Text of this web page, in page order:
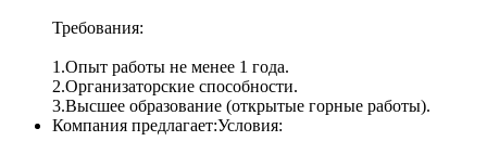
Требования:
1.Опыт работы не менее 1 года.
2.Организаторские способности.
3.Высшее образование (открытые горные работы).
Компания предлагает:Условия: